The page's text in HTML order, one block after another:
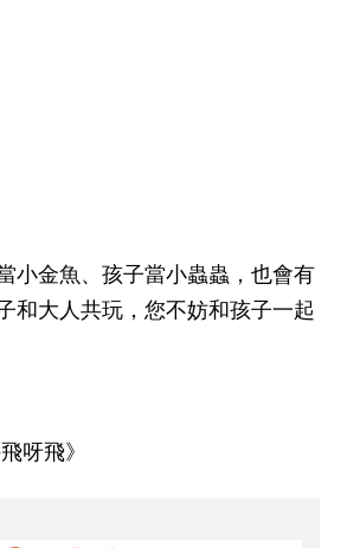
小金魚、孩子當小蟲蟲，也會有
和大人共玩，您不妨和孩子一起
呀飛》